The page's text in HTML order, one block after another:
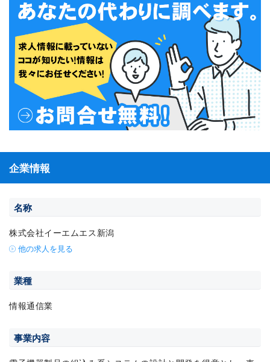
企業情報
名称
株式会社イーエムエス新潟
他の求人を見る
業種
情報通信業
事業内容